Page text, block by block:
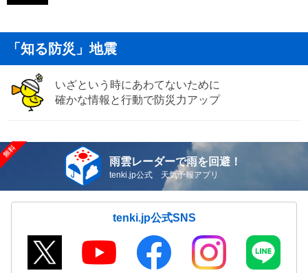
「知る防災」地震
いざという時にあわてないために
確かな情報と行動で防災力アップ
雨雲レーダーで雨を回避！
tenki.jp公式 天気予報アプリ
tenki.jp公式SNS